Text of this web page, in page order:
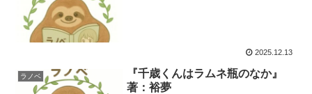
2025.12.13
ラノベ
『千歳くんはラムネ瓶のなか』
著：裕夢